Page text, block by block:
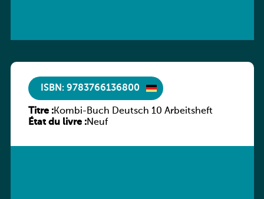
ISBN: 9783766136800
Titre :Kombi-Buch Deutsch 10 Arbeitsheft
État du livre :Neuf